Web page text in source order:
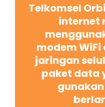
Telkomsel
internet
modem
jaringan
paket data